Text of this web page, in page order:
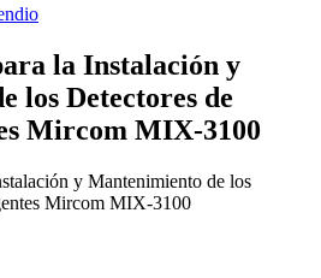
la Instalación y
los Detectores de
Mircom MIX-3100